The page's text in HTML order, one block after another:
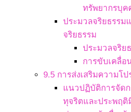
ทรัพยากรบุค
ประมวลจริยธรรม
จริยธรรม
ประมวลจริย
การขับเคลื่อ
9.5 การส่งเสริมความโป
แนวปฏิบัติการจัดก
ทุจริตและประพฤติ